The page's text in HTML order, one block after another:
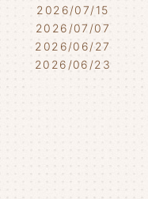
2026/07/15
2026/07/07
2026/06/27
2026/06/23